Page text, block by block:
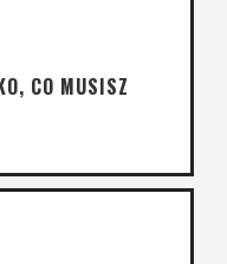
CO MUSISZ